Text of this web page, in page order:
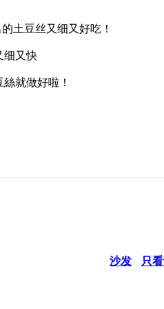
土豆丝又细又好吃！
就做好啦！
沙发 只